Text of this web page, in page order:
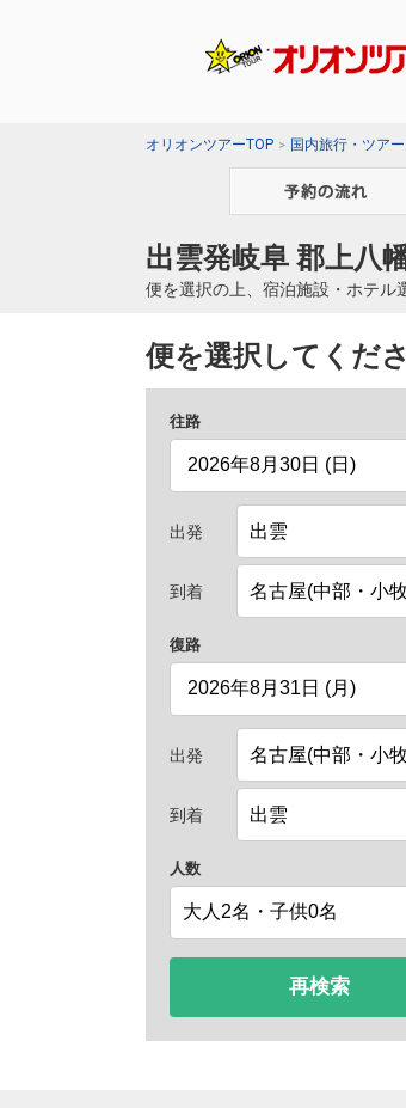
オリオンツアーTOP 国内旅行・ツアー
出雲発岐阜 郡上八
便を選択の上、宿泊施設・ホテル
便を選択してくだ
往路
出発
到着
復路
出発
到着
人数
再検索